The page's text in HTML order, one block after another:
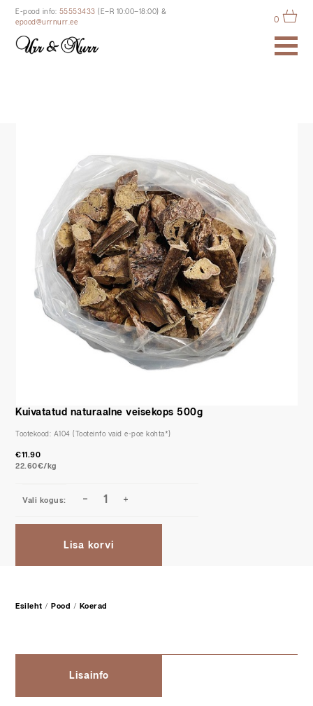
E-pood info: 55553433 (E–R 10:00–18:00) &
epood@urrnurr.ee
0
Kuivatatud naturaalne veisekops 500g
€11.90
22.60€/kg
Lisa korvi
Tootekood: A104
Esileht / Pood / Koerad
Lisainfo